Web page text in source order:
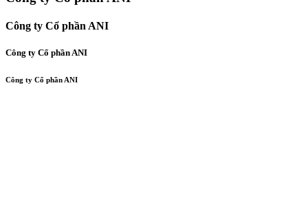
Công ty Cổ phần ANI
Công ty Cổ phần ANI
Công ty Cổ phần ANI